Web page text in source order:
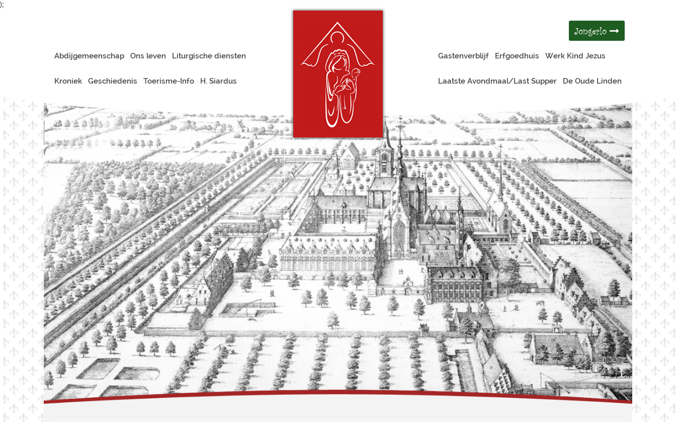
);
Jongerlo
Abdijgemeenschap Ons leven Liturgische diensten
Kroniek Geschiedenis Toerisme-Info H. Siardus
Gastenverblijf Erfgoedhuis Werk Kind Jezus
Laatste Avondmaal/Last Supper De Oude Linden